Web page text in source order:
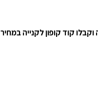
קוד קופון לקנייה במחיר